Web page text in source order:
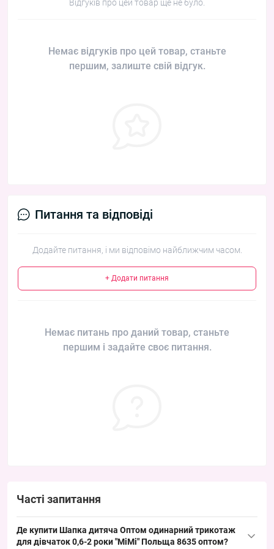
Відгуків про цей товар ще не було.
Немає відгуків про цей товар, станьте
першим, залиште свій відгук.
Питання та відповіді
Додайте питання, і ми відповімо найближчим часом.
+ Додати питання
Немає питань про даний товар, станьте
першим і задайте своє питання.
Часті запитання
Де купити Шапка дитяча Оптом одинарний трикотаж
для дівчаток 0,6-2 роки "MiMi" Польща 8635 оптом?